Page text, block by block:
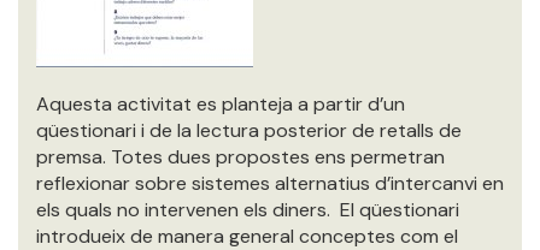
Aquesta activitat es planteja a partir d’un
qüestionari i de la lectura posterior de retalls de
premsa. Totes dues propostes ens permetran
reflexionar sobre sistemes alternatius d’intercanvi en
els quals no intervenen els diners. El qüestionari
introdueix de manera general conceptes com el